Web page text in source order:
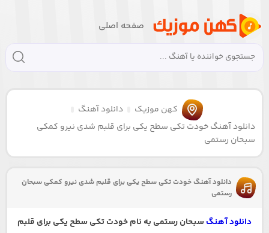
صفحه اصلی
کهن موزیک
دانلود آهنگ
دانلود آهنگ خودت تکی سطح یکی برای قلبم شدی نیرو کمکی
سبحان رستمی
دانلود آهنگ خودت تکی سطح یکی برای قلبم شدی نیرو کمکی سبحان
رستمی
دانلود آهنگ سبحان رستمی به نام خودت تکی سطح یکی برای قلبم